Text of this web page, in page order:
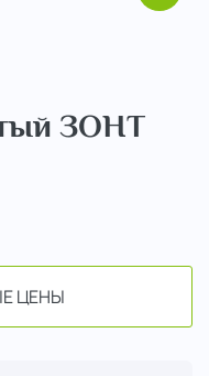
ЗОНТ
ЦЕНЫ